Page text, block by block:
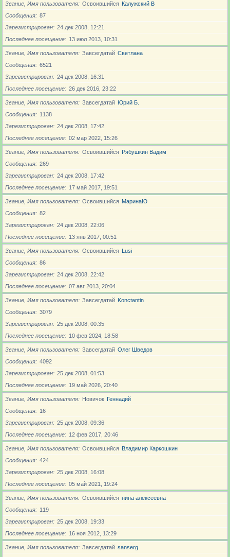
Звание, Имя пользователя Освоившийся Калужский В
Сообщения
87
Зарегистрирован
24 дек 2008, 12:21
Последнее посещение
13 июл 2013, 10:31
Звание, Имя пользователя Завсегдатай Светлана
Сообщения
6521
Зарегистрирован
24 дек 2008, 16:31
Последнее посещение
26 дек 2016, 23:22
Звание, Имя пользователя Завсегдатай Юрий Б.
Сообщения
1138
Зарегистрирован
24 дек 2008, 17:42
Последнее посещение
02 мар 2022, 15:26
Звание, Имя пользователя Освоившийся Рябушкин Вадим
Сообщения
269
Зарегистрирован
24 дек 2008, 17:42
Последнее посещение
17 май 2017, 19:51
Звание, Имя пользователя Освоившийся МаринаЮ
Сообщения
82
Зарегистрирован
24 дек 2008, 22:06
Последнее посещение
13 янв 2017, 00:51
Звание, Имя пользователя Освоившийся Lusi
Сообщения
86
Зарегистрирован
24 дек 2008, 22:42
Последнее посещение
07 авг 2013, 20:04
Звание, Имя пользователя Завсегдатай Konctantin
Сообщения
3079
Зарегистрирован
25 дек 2008, 00:35
Последнее посещение
10 фев 2024, 18:58
Звание, Имя пользователя Завсегдатай Олег Шведов
Сообщения
4092
Зарегистрирован
25 дек 2008, 01:53
Последнее посещение
19 май 2026, 20:40
Звание, Имя пользователя Новичoк Геннадий
Сообщения
16
Зарегистрирован
25 дек 2008, 09:36
Последнее посещение
12 фев 2017, 20:46
Звание, Имя пользователя Освоившийся Владимир Каркошкин
Сообщения
424
Зарегистрирован
25 дек 2008, 16:08
Последнее посещение
05 май 2021, 19:24
Звание, Имя пользователя Освоившийся нина алексеевна
Сообщения
119
Зарегистрирован
25 дек 2008, 19:33
Последнее посещение
16 ноя 2012, 13:29
Звание, Имя пользователя Завсегдатай sanserg